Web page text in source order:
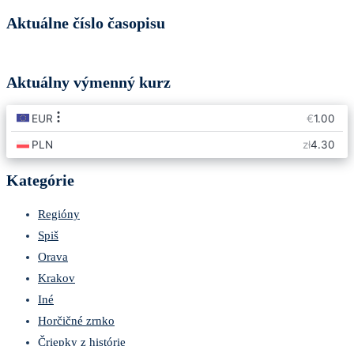
Aktuálne číslo časopisu
Aktuálny výmenný kurz
Kategórie
Regióny
Spiš
Orava
Krakov
Iné
Horčičné zrnko
Čriepky z histórie